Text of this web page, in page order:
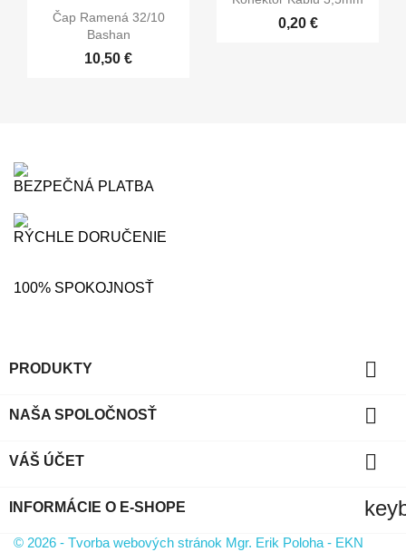
 Rýchly náhľad
Čap Ramená 32/10
Bashan
10,50 €
0,20 €
BEZPEČNÁ PLATBA
RÝCHLE DORUČENIE
100% SPOKOJNOSŤ
PRODUKTY 
NAŠA SPOLOČNOSŤ 
VÁŠ ÚČET 
INFORMÁCIE O E-SHOPE
© 2026 - Tvorba webových stránok Mgr. Erik Poloha - EKN